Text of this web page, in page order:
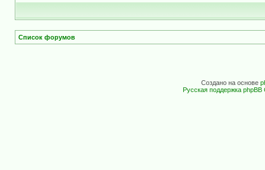
Список форумов
Создано на основе
Русская поддержка phpBB